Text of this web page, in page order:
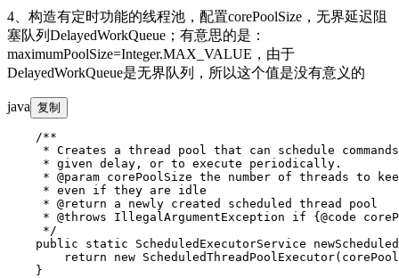
4、构造有定时功能的线程池，配置corePoolSize，无界延迟阻
塞队列DelayedWorkQueue；有意思的是：
maximumPoolSize=Integer.MAX_VALUE，由于
DelayedWorkQueue是无界队列，所以这个值是没有意义的
java 复制
    /**
* Creates a thread pool that can schedule
     * given delay, or to execute periodically.
* @param corePoolSize the number of threads to
     * even if they are idle
     * @return a newly created scheduled thread pool
* @throws IllegalArgumentException if {@code
     */
public static ScheduledExecutorService
return new
    }